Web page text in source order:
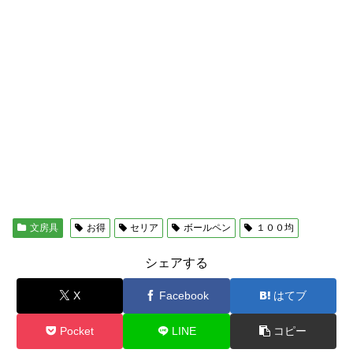
文房具 お得 セリア ボールペン １００均
シェアする
X Facebook はてブ
Pocket LINE コピー